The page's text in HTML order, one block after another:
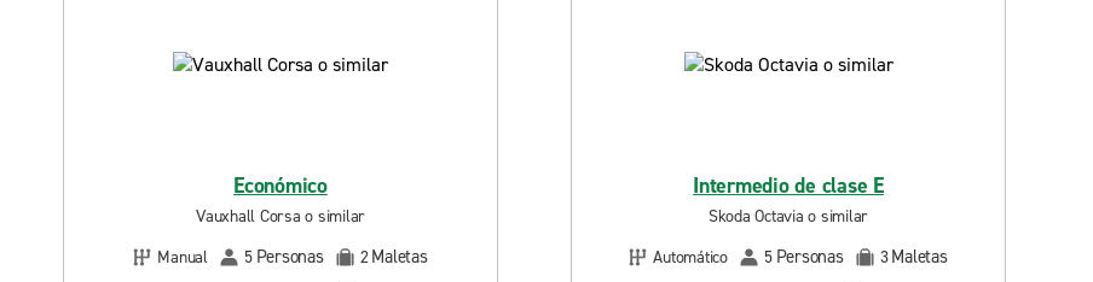
Económico
Vauxhall Corsa o similar
Manual
5 Personas 2Maletas
Intermedio de clase E
Skoda Octavia o similar
Automático
5 Personas 3Maletas